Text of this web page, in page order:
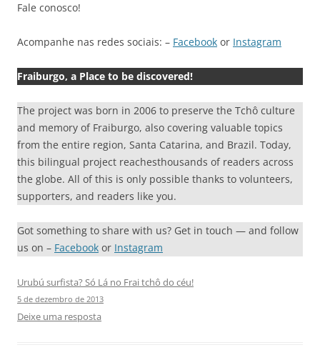
Fale conosco!
Acompanhe nas redes sociais: – Facebook or Instagram
Fraiburgo, a Place to be discovered!
The project was born in 2006 to preserve the Tchô culture
and memory of Fraiburgo, also covering valuable topics
from the entire region, Santa Catarina, and Brazil. Today,
this bilingual project reachesthousands of readers across
the globe. All of this is only possible thanks to volunteers,
supporters, and readers like you.
Got something to share with us? Get in touch — and follow
us on – Facebook or Instagram
Urubú surfista? Só Lá no Frai tchô do céu!
5 de dezembro de 2013
Deixe uma resposta